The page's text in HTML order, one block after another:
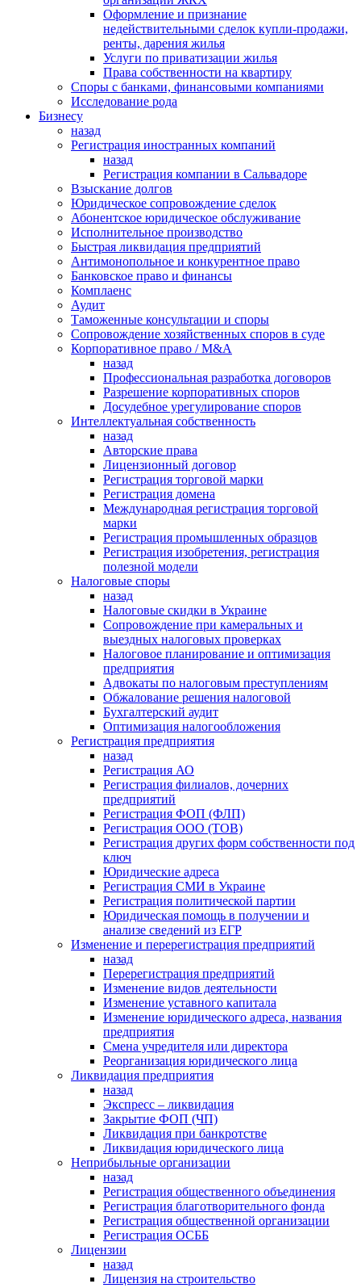
Оформление и признание
недействительными сделок купли-продажи,
ренты, дарения жилья
Услуги по приватизации жилья
Права собственности на квартиру
Cпоры с банками, финансовыми компаниями
Исследование рода
Бизнесу
назад
Регистрация иностранных компаний
назад
Регистрация компании в Сальвадоре
Взыскание долгов
Юридическое сопровождение сделок
Абонентское юридическое обслуживание
Исполнительное производство
Быстрая ликвидация предприятий
Антимонопольное и конкурентное право
Банковское право и финансы
Комплаенс
Аудит
Таможенные консультации и споры
Сопровождение хозяйственных споров в суде
Корпоративное право / M&A
назад
Профессиональная разработка договоров
Разрешение корпоративных споров
Досудебное урегулирование споров
Интеллектуальная собственность
назад
Авторские права
Лицензионный договор
Регистрация торговой марки
Регистрация домена
Международная регистрация торговой
марки
Регистрация промышленных образцов
Регистрация изобретения, регистрация
полезной модели
Налоговые споры
назад
Налоговые скидки в Украине
Сопровождение при камеральных и
выездных налоговых проверках
Налоговое планирование и оптимизация
предприятия
Адвокаты по налоговым преступлениям
Обжалование решения налоговой
Бухгалтерский аудит
Оптимизация налогообложения
Регистрация предприятия
назад
Регистрация АО
Регистрация филиалов, дочерних
предприятий
Регистрация ФОП (ФЛП)
Регистрация ООО (ТОВ)
Регистрация других форм собственности под
ключ
Юридические адреса
Регистрация СМИ в Украине
Регистрация политической партии
Юридическая помощь в получении и
анализе сведений из ЕГР
Изменение и перерегистрация предприятий
назад
Перерегистрация предприятий
Изменение видов деятельности
Изменение уставного капитала
Изменение юридического адреса, названия
предприятия
Смена учредителя или директора
Реорганизация юридического лица
Ликвидация предприятия
назад
Экспресс – ликвидация
Закрытие ФОП (ЧП)
Ликвидация при банкротстве
Ликвидация юридического лица
Неприбыльные организации
назад
Регистрация общественного объединения
Регистрация благотворительного фонда
Регистрация общественной организации
Регистрация ОСББ
Лицензии
назад
Лицензия на строительство